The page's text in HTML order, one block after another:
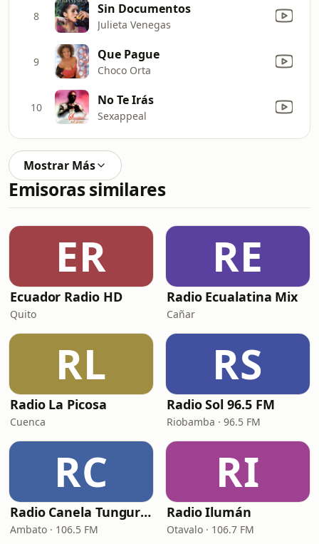
8 Sin Documentos
Julieta Venegas
9 Que Pague
Choco Orta
10 No Te Irás
Sexappeal
Mostrar Más
Emisoras similares
ER
Ecuador Radio HD
Quito
RE
Radio Ecualatina Mix
Cañar
RL
Radio La Picosa
Cuenca
RS
Radio Sol 96.5 FM
Riobamba · 96.5 FM
RC
Radio Canela Tungurahua
Ambato · 106.5 FM
RI
Radio Ilumán
Otavalo · 106.7 FM